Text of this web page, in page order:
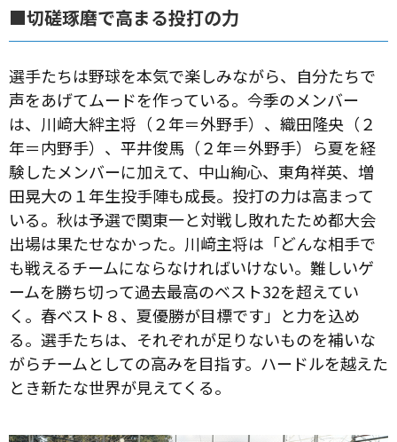
■切磋琢磨で高まる投打の力
選手たちは野球を本気で楽しみながら、自分たちで
声をあげてムードを作っている。今季のメンバー
は、川﨑大絆主将（２年＝外野手）、織田隆央（２
年＝内野手）、平井俊馬（２年＝外野手）ら夏を経
験したメンバーに加えて、中山絢心、東角祥英、増
田晃大の１年生投手陣も成長。投打の力は高まって
いる。秋は予選で関東一と対戦し敗れたため都大会
出場は果たせなかった。川﨑主将は「どんな相手で
も戦えるチームにならなければいけない。難しいゲ
ームを勝ち切って過去最高のベスト32を超えてい
く。春ベスト８、夏優勝が目標です」と力を込め
る。選手たちは、それぞれが足りないものを補いな
がらチームとしての高みを目指す。ハードルを越えた
とき新たな世界が見えてくる。